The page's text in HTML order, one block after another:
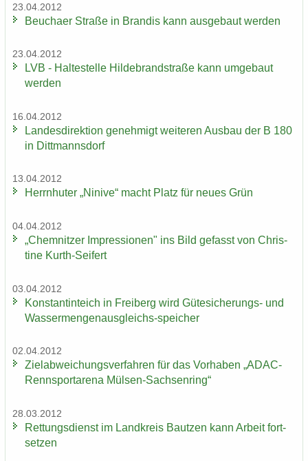
23.04.2012
Beu­cha­er Stra­ße in Bran­dis kann aus­ge­baut wer­den
23.04.2012
LVB - Hal­te­stel­le Hil­de­brand­stra­ße kann um­ge­baut
wer­den
16.04.2012
Lan­des­di­rek­ti­on ge­neh­migt wei­te­ren Aus­bau der B 180
in Ditt­manns­dorf
13.04.2012
Herrn­hu­ter „Ni­ni­ve“ macht Platz für neues Grün
04.04.2012
„Chem­nit­zer Im­pres­sio­nen" ins Bild ge­fasst von Chris­
ti­ne Kurth-​Seifert
03.04.2012
Kon­stan­tin­teich in Frei­berg wird Gütesicherungs-​ und
Wassermengenausgleichs-​speicher
02.04.2012
Ziel­ab­wei­chungs­ver­fah­ren für das Vor­ha­ben „ADAC-​
Rennsportarena Mülsen-​Sachsenring“
28.03.2012
Ret­tungs­dienst im Land­kreis Baut­zen kann Ar­beit fort­
set­zen